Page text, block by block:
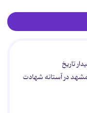
تاریخ
در آستانه شهادت